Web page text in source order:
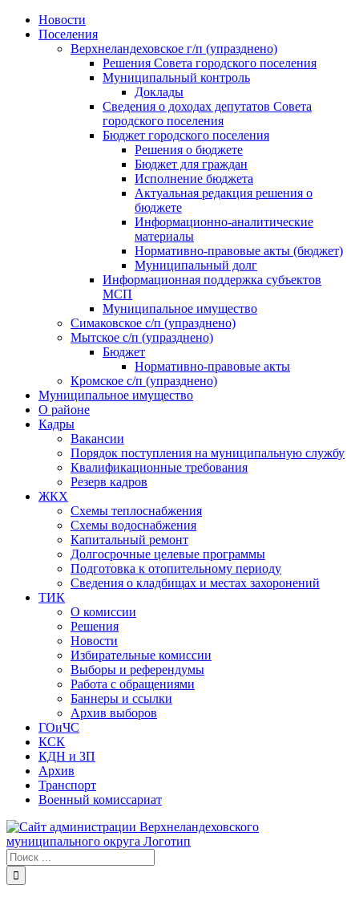
Skip
Новости
Поселения
Верхнеландеховское г/п (упразднено)
Решения Совета городского поселения
Муниципальный контроль
Доклады
Сведения о доходах депутатов Совета
городского поселения
Бюджет городского поселения
Решения о бюджете
Бюджет для граждан
Исполнение бюджета
Актуальная редакция решения о
бюджете
Информационно-аналитические
материалы
Нормативно-правовые акты (бюджет)
Муниципальный долг
Информационная поддержка субъектов
МСП
Муниципальное имущество
Симаковское с/п (упразднено)
Мытское с/п (упразднено)
Бюджет
Нормативно-правовые акты
Кромское с/п (упразднено)
Муниципальное имущество
О районе
Кадры
Вакансии
Порядок поступления на муниципальную службу
Квалификационные требования
Резерв кадров
ЖКХ
Схемы теплоснабжения
Схемы водоснабжения
Капитальный ремонт
Долгосрочные целевые программы
Подготовка к отопительному периоду
Сведения о кладбищах и местах захоронений
ТИК
О комиссии
Решения
Новости
Избирательные комиссии
Выборы и референдумы
Работа с обращениями
Баннеры и ссылки
Архив выборов
ГОиЧС
КСК
КДН и ЗП
Архив
Транспорт
Военный комиссариат
Результат
поиска: